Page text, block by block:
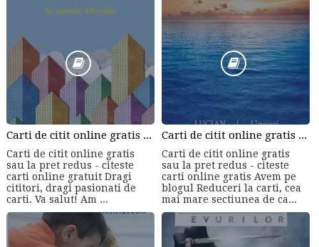
Carti de citit online gratis sau la pret redus - citeste carti online gratuit din cele mai mari librarii online!
Carti de citit online gratis
sau la pret redus - citeste
carti online gratuit Dragi
cititori, dragi pasionati de
carti. Va salut! Am ...
Carti de citit online gratis sau la pret redus - citeste carti online gratis
Carti de citit online gratis
sau la pret redus - citeste
carti online gratis Avem pe
blogul Reduceri la carti, cea
mai mare sectiunea de ca...